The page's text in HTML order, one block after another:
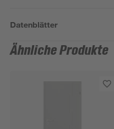
Datenblätter
Ähnliche Produkte